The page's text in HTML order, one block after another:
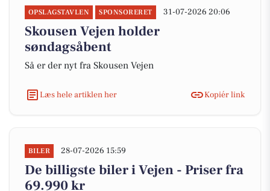
OPSLAGSTAVLEN SPONSORERET 31-07-2026 20:06
Skousen Vejen holder
søndagsåbent
Så er der nyt fra Skousen Vejen
Læs hele artiklen her Kopiér link
BILER 28-07-2026 15:59
De billigste biler i Vejen - Priser fra
69.990 kr